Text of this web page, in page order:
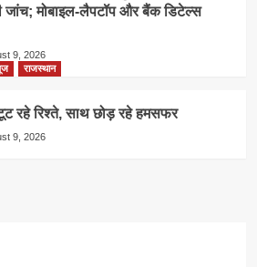
जांच; मोबाइल-लैपटॉप और बैंक डिटेल्स
9, 2026
राजस्थान
रहे रिश्ते, साथ छोड़ रहे हमसफर
9, 2026